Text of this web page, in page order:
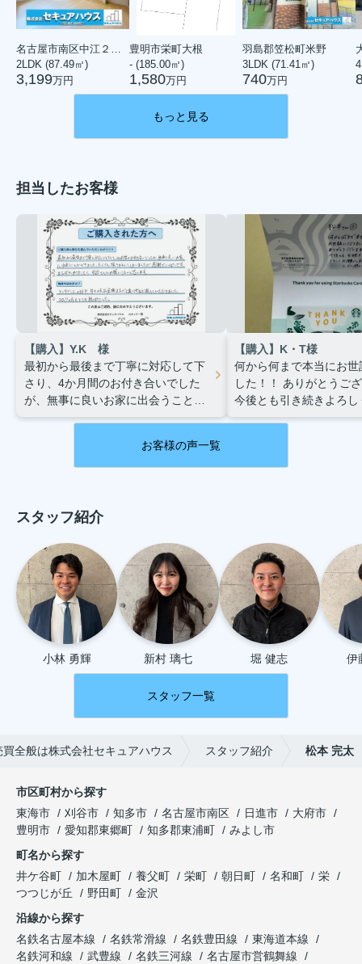
2LDK (87.49㎡)
3,199万円
豊明市栄町大根
- (185.00㎡)
1,580万円
羽島郡笠松町米野
3LDK (71.41㎡)
740万円
もっと見る
担当したお客様
【購入】Y.K 様
最初から最後まで丁寧に対応して下
さり、4か月間のお付き合いでした
が、無事に良いお家に出会うことが
できました。たくさん振りまわして
また何かありましたら、松本
さんにお願いしたいと思います。
【購入】K・T様
何から何まで本当にお世
した！！
ありがとうご
今後とも引き続きよろし
たします。子供ともま
お客様の声一覧
スタッフ紹介
小林 勇輝 新村 璃七 堀 健志 伊
スタッフ一覧
全般は株式会社セキュアハウス スタッフ紹介 松本 完太
市区町村から探す
東海市
刈谷市 知多市 名古屋市南区 日進市
大府市
豊明市
愛知郡東郷町 知多郡東浦町
みよし市
町名から探す
井ケ谷町
加木屋町 養父町 栄町 朝日町 名和町
栄
つつじが丘
野田町
金沢
沿線から探す
名鉄名古屋本線
名鉄常滑線 名鉄豊田線
東海道本線
名鉄河和線
武豊線 名鉄三河線
名古屋市営鶴舞線